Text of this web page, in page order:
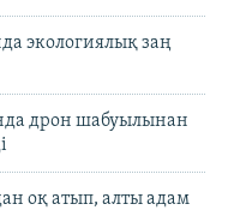
экологиялық заң
дрон шабуылынан
оқ атып, алты адам